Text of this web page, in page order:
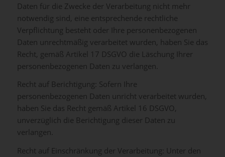
Daten für die Zwecke der Verarbeitung nicht mehr
notwendig sind, eine entsprechende rechtliche
Verpflichtung besteht oder Ihre personenbezogenen
Daten unrechtmäßig verarbeitet wurden, haben Sie das
Recht, gemäß Artikel 17 DSGVO die Läschung Ihrer
personenbezogenen Daten zu verlangen.
Recht auf Berichtigung: Sofern Ihre
personenbezogenen Daten unricht verarbeitet wurden,
haben Sie das Recht gemäß Artikel 16 DSGVO,
unverzüglich die Berichtigung dieser Daten zu
verlangen.
Recht auf Einschränkung der Verarbeitung: Unter den